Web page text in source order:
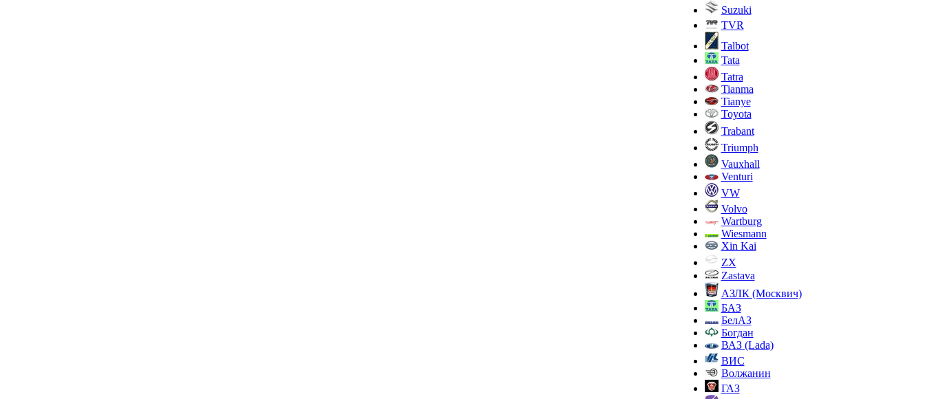
Suzuki
TVR
Talbot
Tata
Tatra
Tianma
Tianye
Toyota
Trabant
Triumph
Vauxhall
Venturi
VW
Volvo
Wartburg
Wiesmann
Xin Kai
ZX
Zastava
АЗЛК (Москвич)
БАЗ
БелАЗ
Богдан
ВАЗ (Lada)
ВИС
Волжанин
ГАЗ